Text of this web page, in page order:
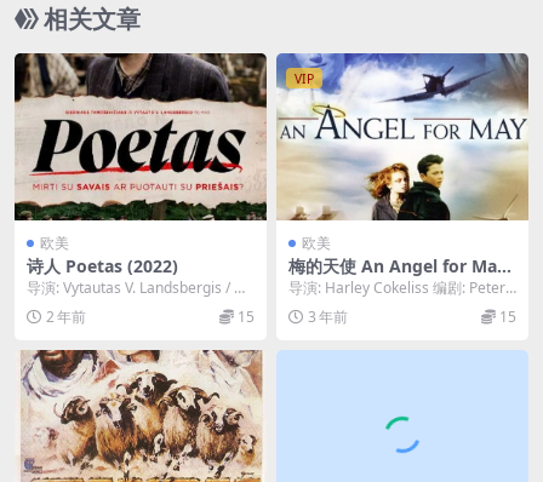
相关文章
欧美
诗人 Poetas (2022)
导演: Vytautas V. Landsbergis / Gi
edrius T...
2 年前 15
VIP
欧美
梅的天使 An Angel for May
(2002)
导演: Harley Cokeliss 编剧: Peter
Milligan 主...
3 年前 15